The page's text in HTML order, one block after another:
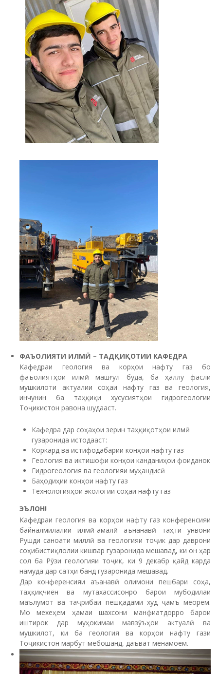
ФАЪОЛИЯТИ ИЛМӢ – ТАДҚИҚОТИИ КАФЕДРА
Кафедраи геология ва корҳои нафту газ бо
фаъолиятҳои илмӣ машғул буда, ба ҳаллу фасли
мушкилоти актуалии соҳаи нафту газ ва геология,
инчунин ба таҳқиқи хусусиятҳои гидрогеологии
Тоҷикистон равона шудааст.
Кафедра дар соҳаҳои зерин таҳқиқотҳои илмӣ
гузаронида истодааст:
Коркард ва истифодабарии конҳои нафту газ
Геология ва иктишофи конҳои канданиҳои фоиданок
Гидрогеология ва геологияи муҳандисӣ
Баҳодиҳии конҳои нафту газ
Технологияҳои экологии соҳаи нафту газ
ЭЪЛОН!
Кафедраи геология ва корҳои нафту газ конференсияи
байналмилалии илмӣ-амалӣ аънанавӣ таҳти унвони
Рушди саноати миллӣ ва геологияи тоҷик дар даврони
соҳибистиқлолии кишвар гузаронида мешавад, ки он ҳар
сол ба Рӯзи геологияи тоҷик, ки 9 декабр қайд карда
намуда дар сатҳи банд гузаронида мешавад.
Дар конференсияи аъанавӣ олимони пешбари соҳа,
таҳқиқчиён ва мутахассисонро барои мубодилаи
маълумот ва таҷрибаи пешқадами худ ҷамъ меорем.
Мо мехеҳем ҳамаи шахсони манфиатдорро барои
иштирок дар муҳокимаи мавзӯъҳои актуалӣ ва
мушкилот, ки ба геология ва корҳои нафту гази
Тоҷикистон марбут мебошанд, даъват менамоем.